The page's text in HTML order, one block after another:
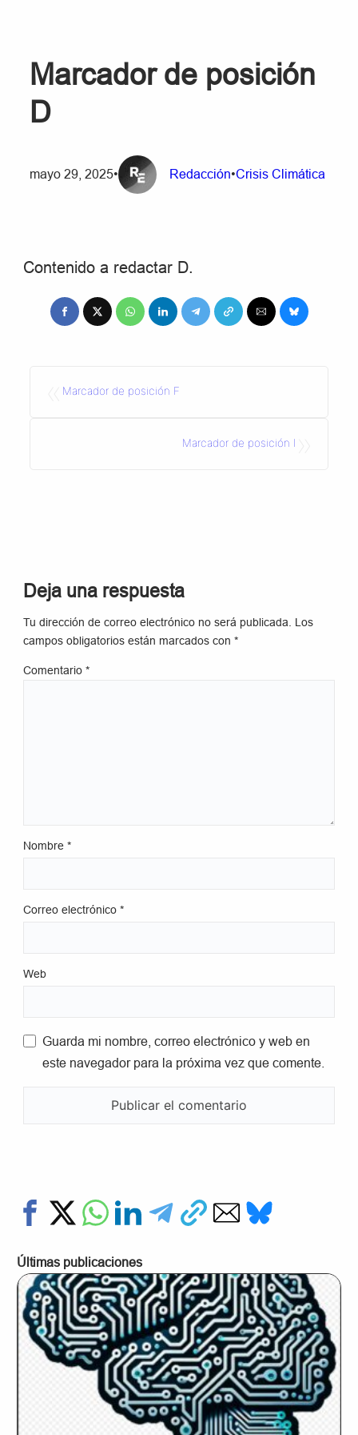
Marcador de posición
D
mayo 29, 2025• Redacción•Crisis Climática
Contenido a redactar D.
Marcador de posición F
Marcador de posición I
Deja una respuesta
Tu dirección de correo electrónico no será publicada. Los
campos obligatorios están marcados con*
Comentario*
Nombre*
Correo electrónico*
Web
Guarda mi nombre, correo electrónico y web en
este navegador para la próxima vez que comente.
Últimas publicaciones